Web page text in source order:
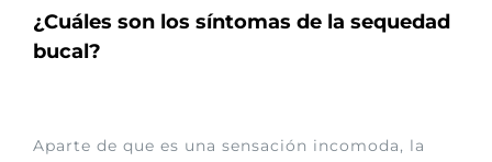
¿Cuáles son los síntomas de la sequedad
bucal?
Aparte de que es una sensación incomoda, la